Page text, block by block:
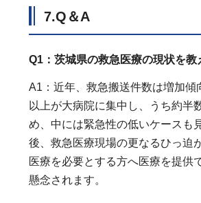
7.Q＆A
Q1：茨城県の救急医療の現状を教
A1：近年、救急搬送件数は増加傾
以上が大病院に集中し、うち約半
め、中には緊急性の低いケースも
後、救急医療現場の更なるひっ迫
医療を必要とする方へ医療を提供
懸念されます。